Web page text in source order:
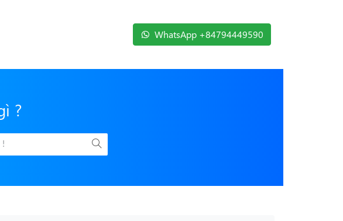
WhatsApp +84794449590
?